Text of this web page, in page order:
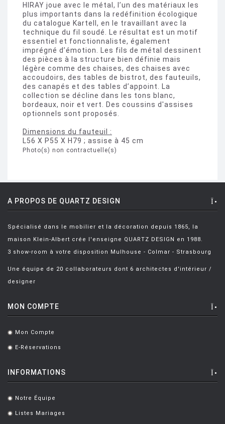
HIRAY joue avec le métal, l’un des matériaux les
plus importants dans la redéfinition écologique
du catalogue Kartell, en le travaillant avec la
technique du fil soudé. Le résultat est un motif
essentiel et fonctionnaliste, également
imprégné d’émotion. Les fils de métal dessinent
des pièces à la structure bien définie mais
légère comme des chaises, des chaises avec
accoudoirs, des tables de bistrot, des fauteuils,
des canapés et des tables d’appoint. La
collection se décline dans les tons blanc,
bordeaux, noir et vert. Des coussins d'assises
optionnels sont proposés.
Dimensions du fauteuil :
L56 X P55 X H79 ; assise à 45 cm
Photo(s) non contractuelle(s)
A PROPOS DE QUARTZ DESIGN
Spécialisé dans le mobilier et la décoration depuis 1865, la
maison Klein-Albert crée l'enseigne QUARTZ DESIGN en 1988.
3 show-room à votre disposition Mulhouse - Colmar - Strasbourg
Une équipe de 20 collaborateurs dont 6 architectes d'intérieur /
designer
MON COMPTE
. Mon Compte
. E-Réservations
INFORMATIONS
. Notre Équipe
. Listes Mariages